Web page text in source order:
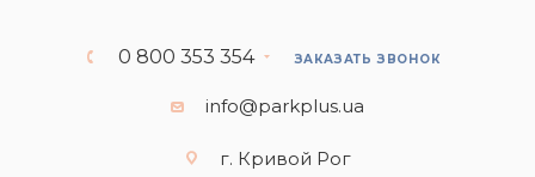
0 800 353 354 ЗАКАЗАТЬ ЗВОНОК
info@parkplus.ua
г. Кривой Рог